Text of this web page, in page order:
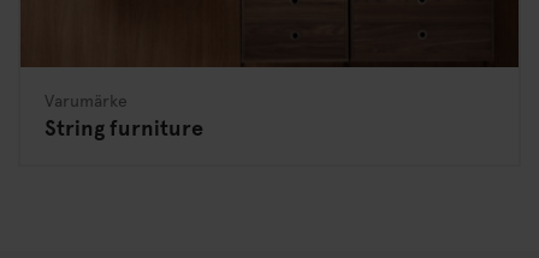
Varumärke
String furniture